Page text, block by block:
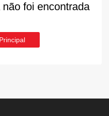
foi encontrada